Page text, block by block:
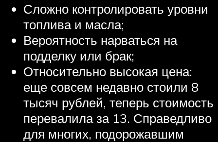
Сложно контролировать уровни
топлива и масла;
Вероятность нарваться на
подделку или брак;
Относительно высокая цена:
еще совсем недавно стоили 8
тысяч рублей, теперь стоимость
перевалила за 13. Справедливо
для многих, подорожавшим